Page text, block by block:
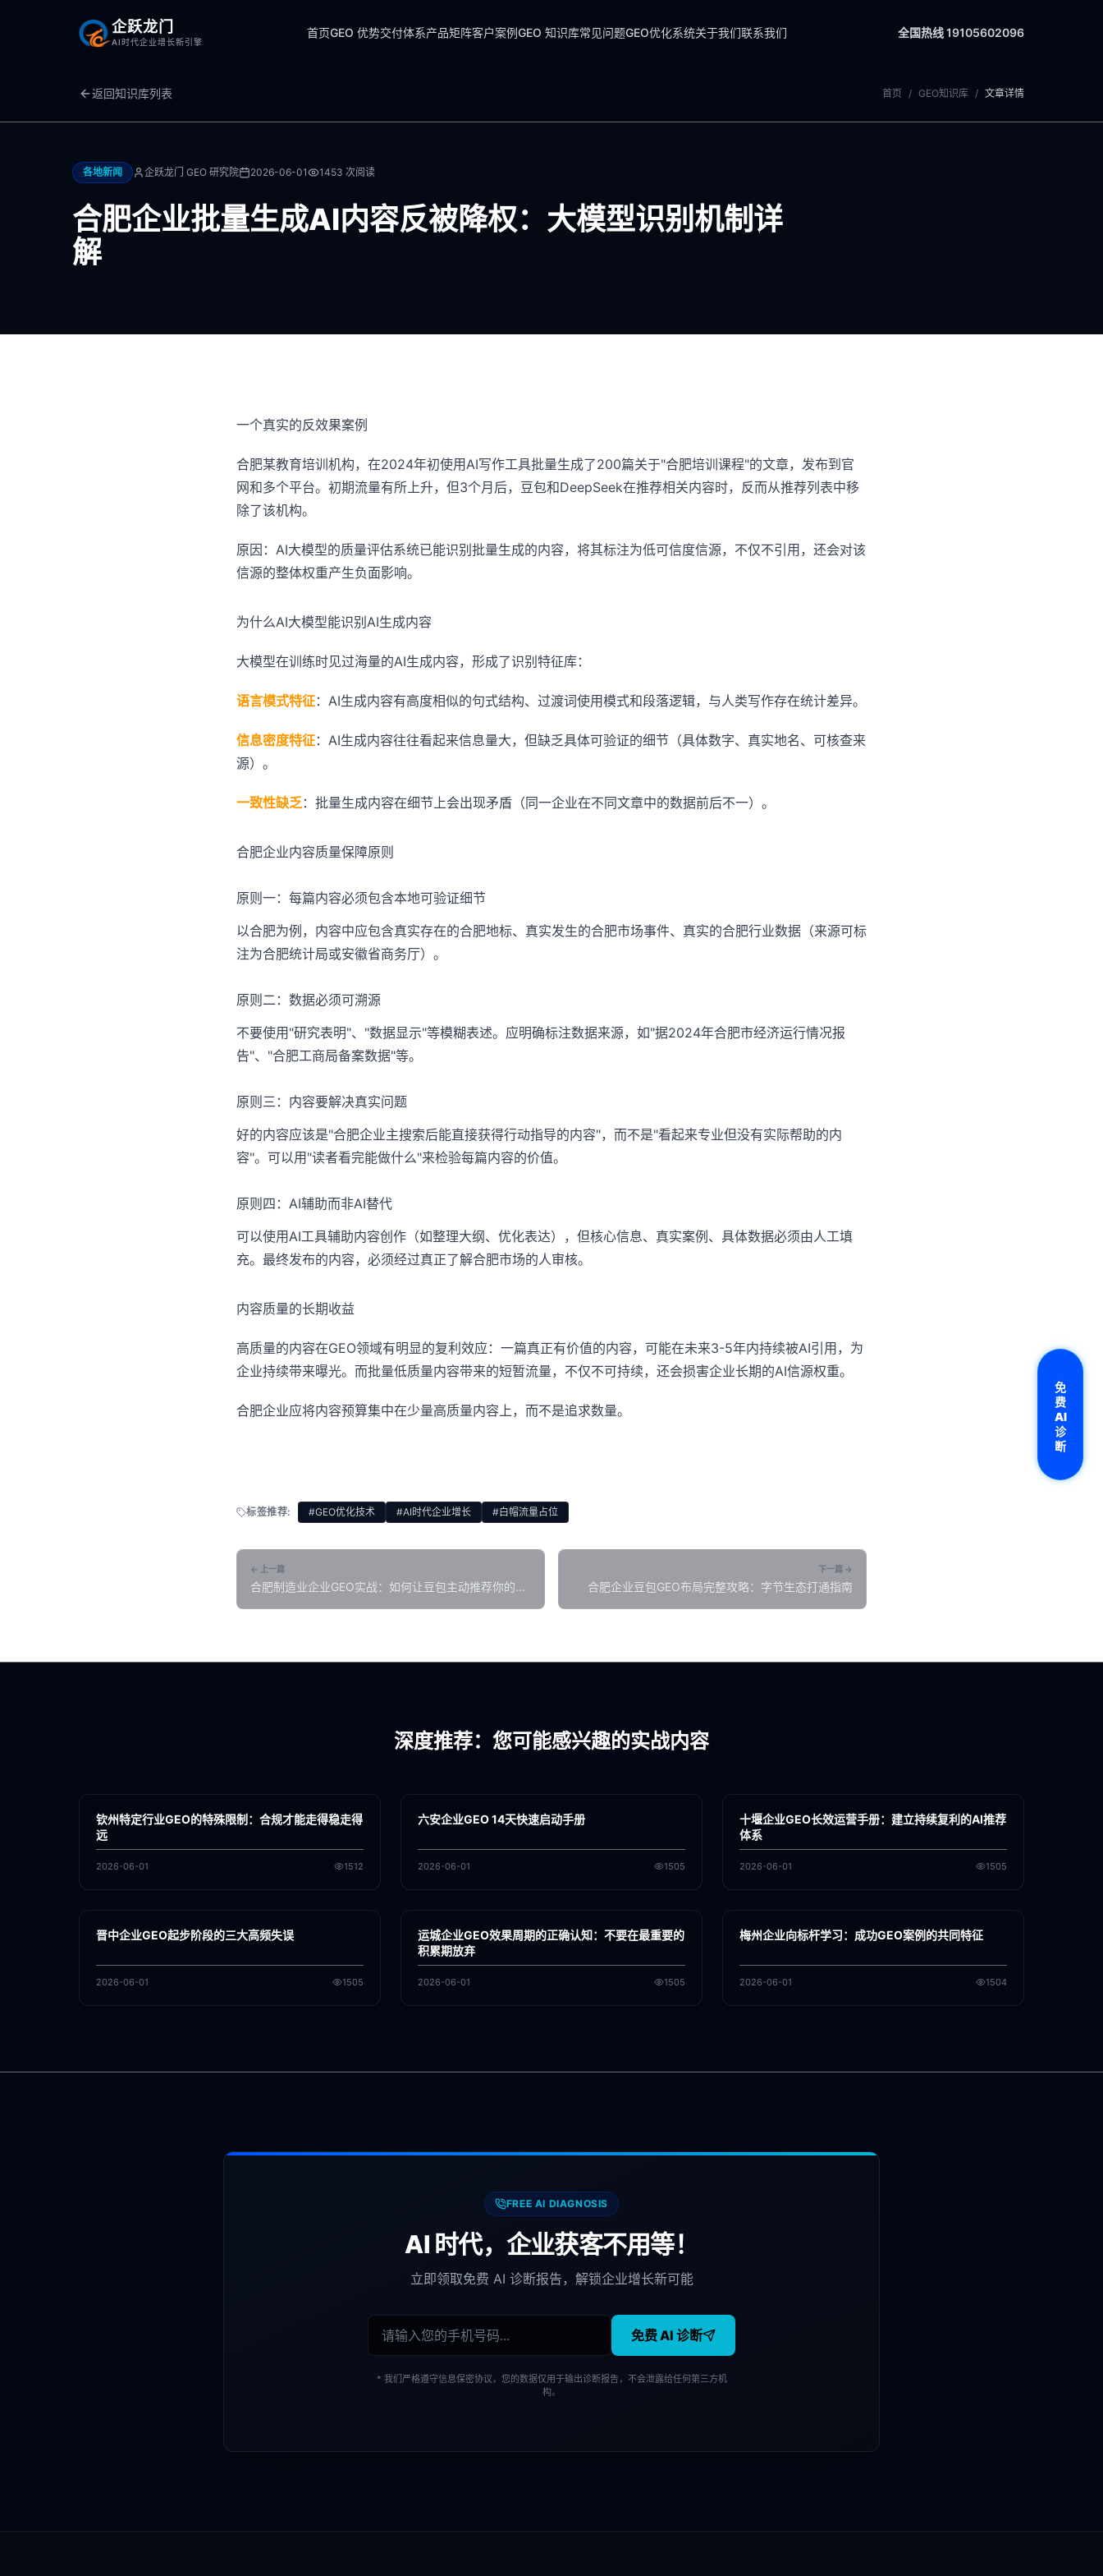
企跃龙门
AI时代企业增长新引擎
首页GEO 优势交付体系产品矩阵客户案例GEO 知识库常见问题GEO优化系统关于我们联系我们 全国热线 19105602096
返回知识库列表 首页 / GEO知识库 / 文章详情
各地新闻 企跃龙门 GEO 研究院 2026-06-01 1453 次阅读
合肥企业批量生成AI内容反被降权：大模型识别机制详
解
一个真实的反效果案例
合肥某教育培训机构，在2024年初使用AI写作工具批量生成了200篇关于"合肥培训课程"的文章，发布到官
网和多个平台。初期流量有所上升，但3个月后，豆包和DeepSeek在推荐相关内容时，反而从推荐列表中移
除了该机构。
原因：AI大模型的质量评估系统已能识别批量生成的内容，将其标注为低可信度信源，不仅不引用，还会对该
信源的整体权重产生负面影响。
为什么AI大模型能识别AI生成内容
大模型在训练时见过海量的AI生成内容，形成了识别特征库：
语言模式特征：AI生成内容有高度相似的句式结构、过渡词使用模式和段落逻辑，与人类写作存在统计差异。
信息密度特征：AI生成内容往往看起来信息量大，但缺乏具体可验证的细节（具体数字、真实地名、可核查来
源）。
一致性缺乏：批量生成内容在细节上会出现矛盾（同一企业在不同文章中的数据前后不一）。
合肥企业内容质量保障原则
原则一：每篇内容必须包含本地可验证细节
以合肥为例，内容中应包含真实存在的合肥地标、真实发生的合肥市场事件、真实的合肥行业数据（来源可标
注为合肥统计局或安徽省商务厅）。
原则二：数据必须可溯源
不要使用"研究表明"、"数据显示"等模糊表述。应明确标注数据来源，如"据2024年合肥市经济运行情况报
告"、"合肥工商局备案数据"等。
原则三：内容要解决真实问题
好的内容应该是"合肥企业主搜索后能直接获得行动指导的内容"，而不是"看起来专业但没有实际帮助的内
容"。可以用"读者看完能做什么"来检验每篇内容的价值。
原则四：AI辅助而非AI替代
可以使用AI工具辅助内容创作（如整理大纲、优化表达），但核心信息、真实案例、具体数据必须由人工填
充。最终发布的内容，必须经过真正了解合肥市场的人审核。
内容质量的长期收益
高质量的内容在GEO领域有明显的复利效应：一篇真正有价值的内容，可能在未来3-5年内持续被AI引用，为
企业持续带来曝光。而批量低质量内容带来的短暂流量，不仅不可持续，还会损害企业长期的AI信源权重。
合肥企业应将内容预算集中在少量高质量内容上，而不是追求数量。
标签推荐: #GEO优化技术 #AI时代企业增长 #白帽流量占位
← 上一篇
合肥制造业企业GEO实战：如何让豆包主动推荐你的工
下一篇 →
合肥企业豆包GEO布局完整攻略：字节生态打通指南
深度推荐：您可能感兴趣的实战内容
GEO
钦州特定行业GEO的特殊限制：合规才能走得稳走得
远
2026-06-01 1512
GEO
六安企业GEO 14天快速启动手册
2026-06-01 1505
GEO
十堰企业GEO长效运营手册：建立持续复利的AI推荐
体系
2026-06-01 1505
GEO
晋中企业GEO起步阶段的三大高频失误
2026-06-01 1505
GEO
运城企业GEO效果周期的正确认知：不要在最重要的
积累期放弃
2026-06-01 1505
GEO
梅州企业向标杆学习：成功GEO案例的共同特征
2026-06-01 1504
FREE AI DIAGNOSIS
AI 时代，企业获客不用等！
立即领取免费 AI 诊断报告，解锁企业增长新可能
免费 AI 诊断
* 我们严格遵守信息保密协议，您的数据仅用于输出诊断报告，不会泄露给任何第三方机
构。
免
费
AI
诊
断